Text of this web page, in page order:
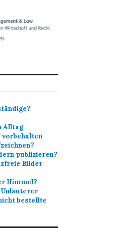
Alltag
publizieren?
Bilder
Himmel?
bestellte